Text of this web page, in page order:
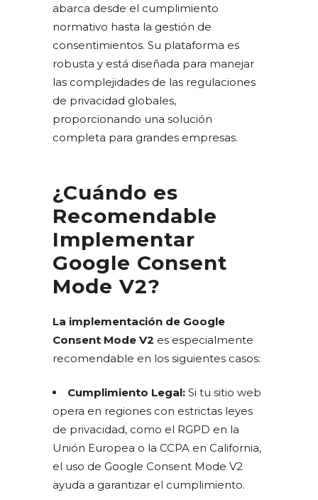
abarca desde el cumplimiento
normativo hasta la gestión de
consentimientos. Su plataforma es
robusta y está diseñada para manejar
las complejidades de las regulaciones
de privacidad globales,
proporcionando una solución
completa para grandes empresas.
¿Cuándo es
Recomendable
Implementar
Google Consent
Mode V2?
La implementación de Google
Consent Mode V2 es especialmente
recomendable en los siguientes casos:
Cumplimiento Legal: Si tu sitio web
opera en regiones con estrictas leyes
de privacidad, como el RGPD en la
Unión Europea o la CCPA en California,
el uso de Google Consent Mode V2
ayuda a garantizar el cumplimiento.